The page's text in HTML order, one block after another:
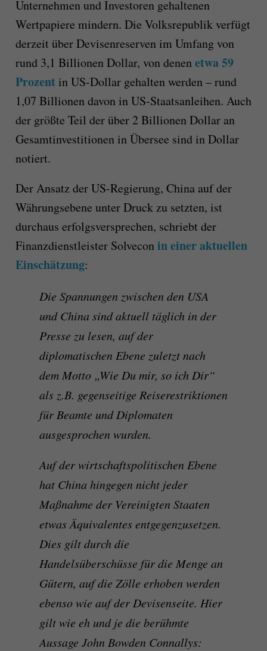
Unternehmen und Investoren gehaltenen
Wertpapiere mindern. Die Volksrepublik verfügt
derzeit über Devisenreserven im Umfang von
rund 3,1 Billionen Dollar, von denenetwa 59
Prozent in US-Dollar gehalten werden – rund
1,07 Billionen davon in US-Staatsanleihen. Auch
der größte Teil der über 2 Billionen Dollar an
Gesamtinvestitionen in Übersee sind in Dollar
notiert.
Der Ansatz der US-Regierung, China auf der
Währungsebene unter Druck zu setzten, ist
durchaus erfolgsversprechen, schriebt der
Finanzdienstleister Solveconin einer aktuellen
Einschätzung:
Die Spannungen zwischen den USA
und China sind aktuell täglich in der
Presse zu lesen, auf der
diplomatischen Ebene zuletzt nach
dem Motto „Wie Du mir, so ich Dir“
als z.B. gegenseitige Reiserestriktionen
für Beamte und Diplomaten
ausgesprochen wurden.
Auf der wirtschaftspolitischen Ebene
hat China hingegen nicht jeder
Maßnahme der Vereinigten Staaten
etwas Äquivalentes entgegenzusetzen.
Dies gilt durch die
Handelsüberschüsse für die Menge an
Gütern, auf die Zölle erhoben werden
ebenso wie auf der Devisenseite. Hier
gilt wie eh und je die berühmte
Aussage John Bowden Connallys: